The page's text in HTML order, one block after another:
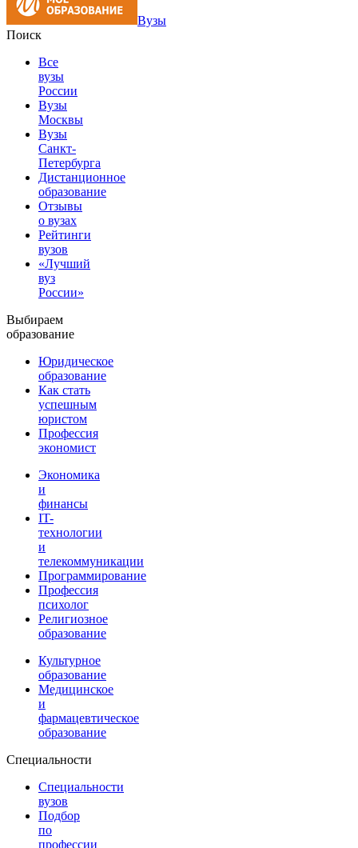
Вузы
Поиск
Все
вузы
России
Вузы
Москвы
Вузы
Санкт-
Петербурга
Дистанционное
образование
Отзывы
о вузах
Рейтинги
вузов
«Лучший
вуз
России»
Выбираем
образование
Юридическое
образование
Как стать
успешным
юристом
Профессия
экономист
Экономика
и
финансы
IT-
технологии
и
телекоммуникации
Программирование
Профессия
психолог
Религиозное
образование
Культурное
образование
Медицинское
и
фармацевтическое
образование
Специальности
Специальности
вузов
Подбор
по
профессии